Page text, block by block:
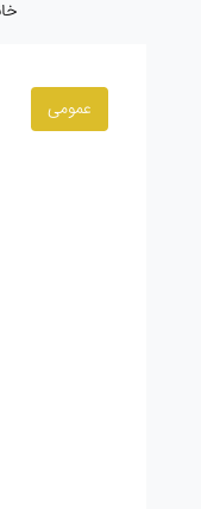
عمومی